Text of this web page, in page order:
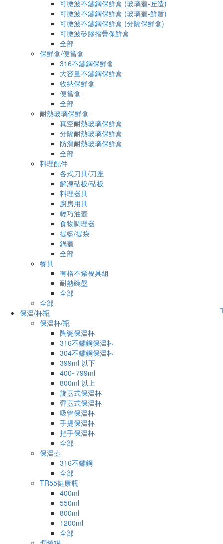
可微波不鏽鋼保鮮盒 (玻璃蓋-匠造)
可微波不鏽鋼保鮮盒 (玻璃蓋-鮮盾)
可微波不鏽鋼保鮮盒 (分隔保鮮盒)
可微波矽膠摺疊保鮮盒
全部
保鮮盒/便當盒
316不鏽鋼保鮮盒
大容量不鏽鋼保鮮盒
收納保鮮盒
便當盒
全部
耐熱玻璃保鮮盒
真空耐熱玻璃保鮮盒
分隔耐熱玻璃保鮮盒
防滑耐熱玻璃保鮮盒
全部
料理配件
各式刀具/刀座
解凍砧板/砧板
料理器具
廚房用具
輕巧油壺
食物調理器
提籃/提袋
鍋蓋
全部
餐具
有格不紊餐具組
耐熱碗盤
全部
全部
保溫/杯瓶
保溫杯/瓶
陶瓷保溫杯
316不鏽鋼保溫杯
304不鏽鋼保溫杯
399ml 以下
400~799ml
800ml 以上
旋蓋式保溫杯
彈蓋式保溫杯
吸管保溫杯
手提保溫杯
把手保溫杯
全部
保溫壺
316不鏽鋼
全部
TR55健康瓶
400ml
550ml
800ml
1200ml
全部